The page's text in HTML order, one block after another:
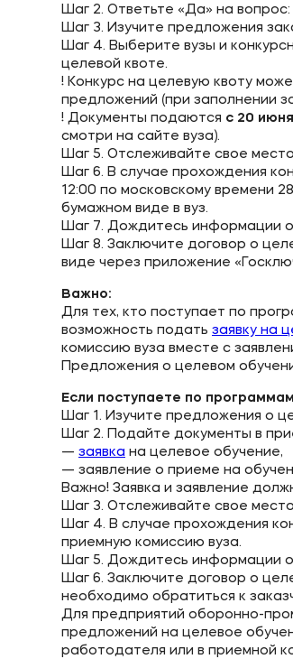
Шаг 2. Ответьте «Да» на
Шаг 3. Изучите предложения
Шаг 4. Выберите вузы и
целевой квоте.
! Конкурс на целевую квоту
предложений (при заполнении
! Документы подаются с 20
смотри на сайте вуза).
Шаг 5. Отслеживайте свое
Шаг 6. В случае прохождения
12:00 по московскому времени
бумажном виде в вуз.
Шаг 7. Дождитесь информации о
Шаг 8. Заключите договор о
виде через приложение
Важно:
Для тех, кто поступает по
возможность подать заявку на
комиссию вуза вместе с
Предложения о целевом
Если поступаете по
Шаг 1. Изучите предложения о
Шаг 2. Подайте документы в
— заявка на целевое обучение,
— заявление о приеме на
Важно! Заявка и заявление
Шаг 3. Отслеживайте свое
Шаг 4. В случае прохождения
приемную комиссию вуза.
Шаг 5. Дождитесь информации о
Шаг 6. Заключите договор о
необходимо обратиться к
Для предприятий оборонно-
предложений на целевое
работодателя или в приемной